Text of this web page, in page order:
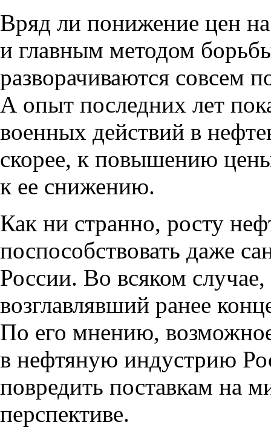
Вряд ли понижение цен
и главным методом
разворачиваются совсем
А опыт последних лет
военных действий в
скорее, к повышению
к ее снижению.
Как ни странно, росту
поспособствовать даже
России. Во всяком случае,
возглавлявший ранее
По его мнению,
в нефтяную индустрию
повредить поставкам на
перспективе.